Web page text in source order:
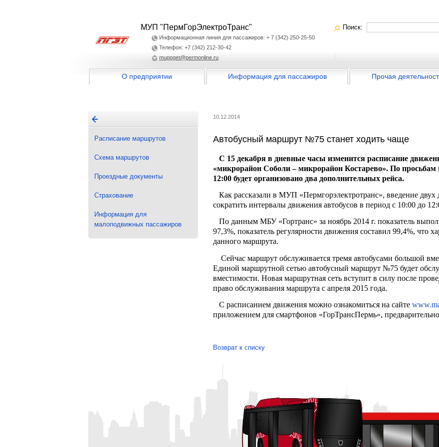
МУП "ПермГорЭлектроТранс"
Информационная линия для пассажиров: + 7 (342) 250-25-50
Телефон: +7 (342) 212-30-42
muppget@permonline.ru
Поиск:
О предприятии Информация для пассажиров Прочая
Расписание маршрутов
Схема маршрутов
Проездные документы
Страхование
Информация для
малоподвижных пассажиров
10.12.2014
Автобусный маршрут №75 станет ходить чаще
С 15 декабря в дневные часы изменится расписание
«микрорайон Соболи – микрорайон Костарево». По просьбам
12:00 будет организовано два дополнительных рейса.
Как рассказали в МУП «Пермгорэлектротранс», введение двух
сократить интервалы движения автобусов в период с 10:00 до
По данным МБУ «Гортранс» за ноябрь 2014 г. показатель
97,3%, показатель регулярности движения составил 99,4%, что
данного маршрута.
Сейчас маршрут обслуживается тремя автобусами большой
Единой маршрутной сетью автобусный маршрут №75 будет
вместимости. Новая маршрутная сеть вступит в силу после
право обслуживания маршрута с апреля 2015 года.
С расписанием движения можно ознакомиться на сайте
приложением для смартфонов «ГорТрансПермь»,
Возврат к списку